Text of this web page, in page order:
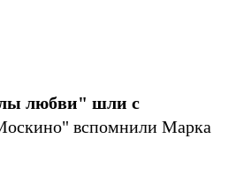
любви" шли с
вспомнили Марка